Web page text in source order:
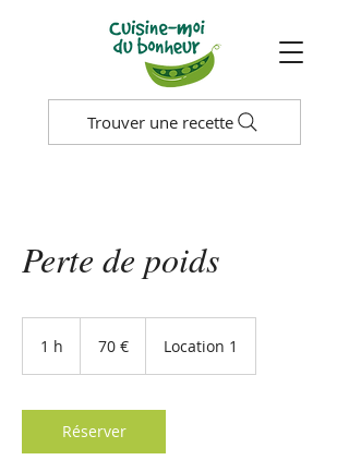
Trouver une recette
Perte de poids
1 h 70 € Location 1
Réserver